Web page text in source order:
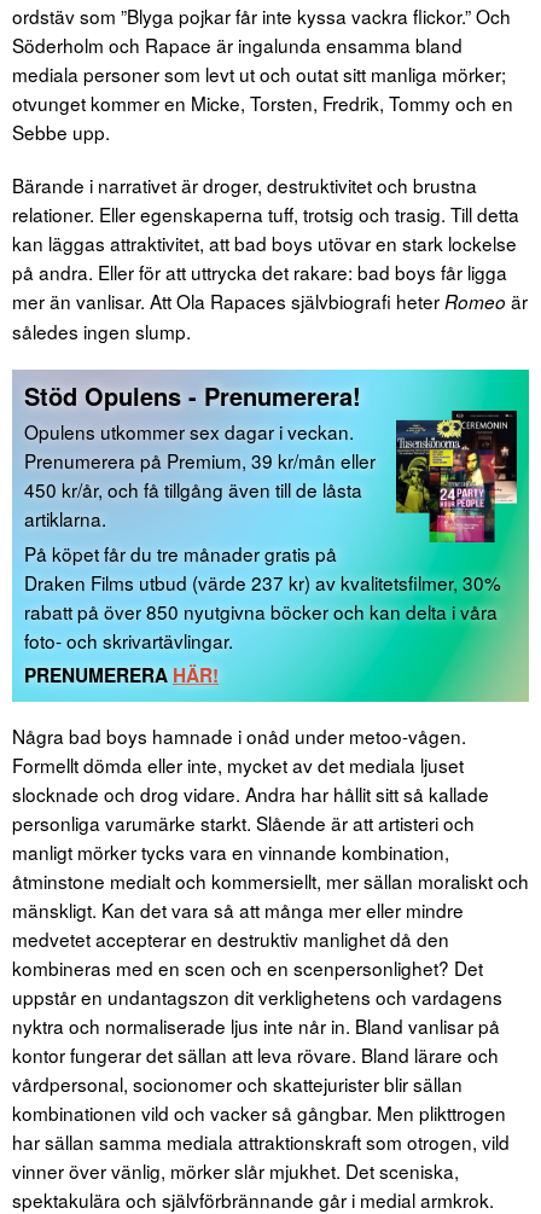
ordstäv som ”Blyga pojkar får inte kyssa vackra flickor.” Och
Söderholm och Rapace är ingalunda ensamma bland
mediala personer som levt ut och outat sitt manliga mörker;
otvunget kommer en Micke, Torsten, Fredrik, Tommy och en
Sebbe upp.
Bärande i narrativet är droger, destruktivitet och brustna
relationer. Eller egenskaperna tuff, trotsig och trasig. Till detta
kan läggas attraktivitet, att bad boys utövar en stark lockelse
på andra. Eller för att uttrycka det rakare: bad boys får ligga
mer än vanlisar. Att Ola Rapaces självbiografi heter Romeo är
således ingen slump.
Stöd Opulens - Prenumerera!
Opulens utkommer sex dagar i veckan.
Prenumerera på Premium, 39 kr/mån eller
450 kr/år, och få tillgång även till de låsta
artiklarna.
På köpet får du tre månader gratis på
Draken Films utbud (värde 237 kr) av kvalitetsfilmer, 30%
rabatt på över 850 nyutgivna böcker och kan delta i våra
foto- och skrivartävlingar.
PRENUMERERA HÄR!
Några bad boys hamnade i onåd under metoo-vågen.
Formellt dömda eller inte, mycket av det mediala ljuset
slocknade och drog vidare. Andra har hållit sitt så kallade
personliga varumärke starkt. Slående är att artisteri och
manligt mörker tycks vara en vinnande kombination,
åtminstone medialt och kommersiellt, mer sällan moraliskt och
mänskligt. Kan det vara så att många mer eller mindre
medvetet accepterar en destruktiv manlighet då den
kombineras med en scen och en scenpersonlighet? Det
uppstår en undantagszon dit verklighetens och vardagens
nyktra och normaliserade ljus inte når in. Bland vanlisar på
kontor fungerar det sällan att leva rövare. Bland lärare och
vårdpersonal, socionomer och skattejurister blir sällan
kombinationen vild och vacker så gångbar. Men plikttrogen
har sällan samma mediala attraktionskraft som otrogen, vild
vinner över vänlig, mörker slår mjukhet. Det sceniska,
spektakulära och självförbrännande går i medial armkrok.